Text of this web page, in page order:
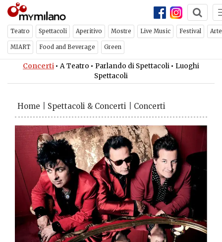
Teatro Spettacoli Aperitivo Mostre Live Music Festival Arte
MIART Food and Beverage Green
Concerti • A Teatro • Parlando di Spettacoli • Luoghi
Spettacoli
Home Spettacoli & Concerti Concerti